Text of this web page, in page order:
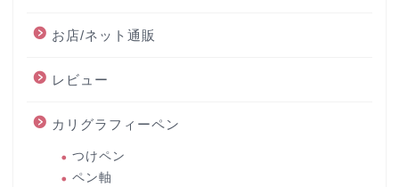
お店/ネット通販
レビュー
カリグラフィーペン
つけペン
ペン軸